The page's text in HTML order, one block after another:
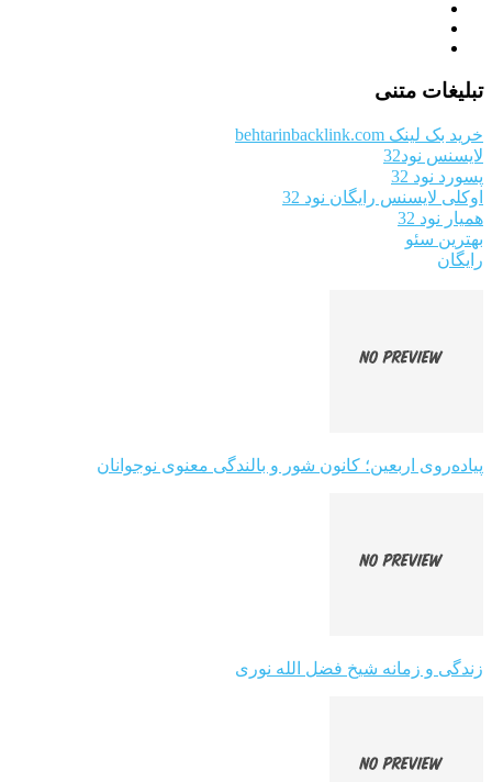
تبلیغات متنی
خرید بک لینک behtarinbacklink.com
لایسنس نود32
پسورد نود 32
اوکلی لایسنس رایگان نود 32
همیار نود 32
بهترین سئو
رایگان
پیاده‌روی اربعین؛ کانون شور و بالندگی معنوی نوجوانان
زندگی و زمانه شیخ فضل الله نوری